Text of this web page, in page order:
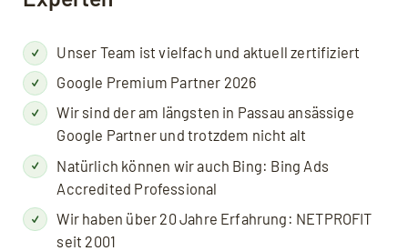
Unser Team ist vielfach und aktuell zertifiziert
Google Premium Partner 2026
Wir sind der am längsten in Passau ansässige
Google Partner und trotzdem nicht alt
Natürlich können wir auch Bing: Bing Ads
Accredited Professional
Wir haben über 20 Jahre Erfahrung: NETPROFIT
seit 2001